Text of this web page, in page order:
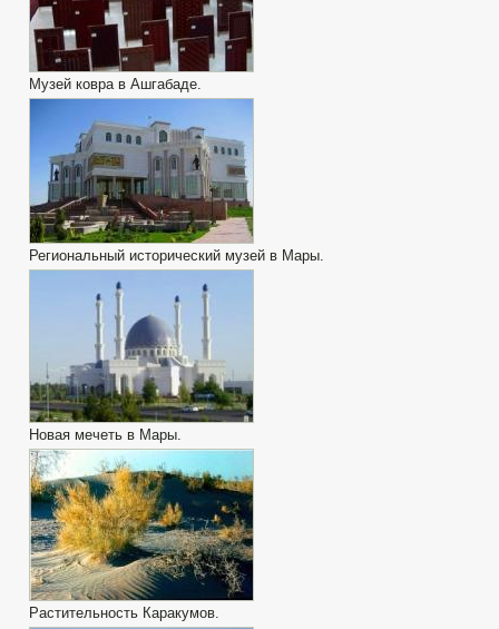
Музей ковра в Ашгабаде.
Региональный исторический музей в Мары.
Новая мечеть в Мары.
Растительность Каракумов.